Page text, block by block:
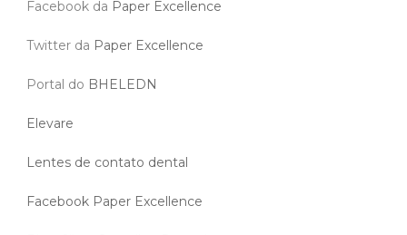
Facebook da Paper Excellence
Twitter da Paper Excellence
Portal do BHELEDN
Elevare
Lentes de contato dental
Facebook Paper Excellence